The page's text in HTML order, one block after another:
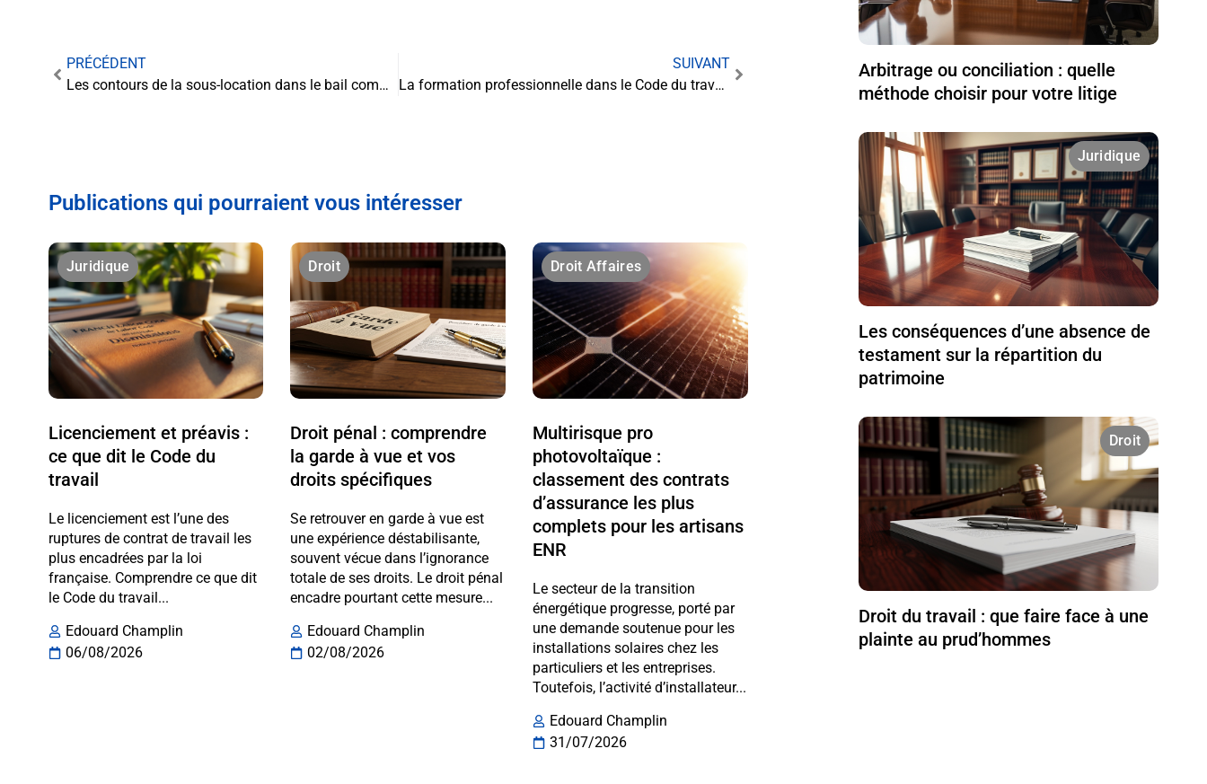
PRÉCÉDENT
Les contours de la sous-location dans le bail commercial
SUIVANT
La formation professionnelle dans le Code du travail : pilier de l’évolution des compétences
Publications qui pourraient vous intéresser
Juridique
Licenciement et préavis :
ce que dit le Code du
travail
Le licenciement est l’une des
ruptures de contrat de travail les
plus encadrées par la loi
française. Comprendre ce que dit
le Code du travail...
Edouard Champlin
06/08/2026
Droit
Droit pénal : comprendre
la garde à vue et vos
droits spécifiques
Se retrouver en garde à vue est
une expérience déstabilisante,
souvent vécue dans l’ignorance
totale de ses droits. Le droit pénal
encadre pourtant cette mesure...
Edouard Champlin
02/08/2026
Droit Affaires
Multirisque pro
photovoltaïque :
classement des contrats
d’assurance les plus
complets pour les artisans
ENR
Le secteur de la transition
énergétique progresse, porté par
une demande soutenue pour les
installations solaires chez les
particuliers et les entreprises.
Toutefois, l’activité d’installateur...
Edouard Champlin
31/07/2026
Arbitrage ou conciliation : quelle
méthode choisir pour votre litige
Juridique
Les conséquences d’une absence de
testament sur la répartition du
patrimoine
Droit
Droit du travail : que faire face à une
plainte au prud’hommes